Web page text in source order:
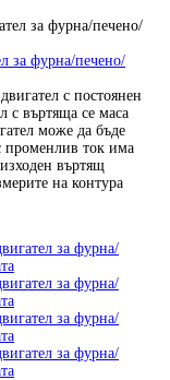
за фурна/печено/
с постоянен
с въртяща се маса
може да бъде
променлив ток има
въртящ
на контура
за фурна/
за фурна/
за фурна/
за фурна/